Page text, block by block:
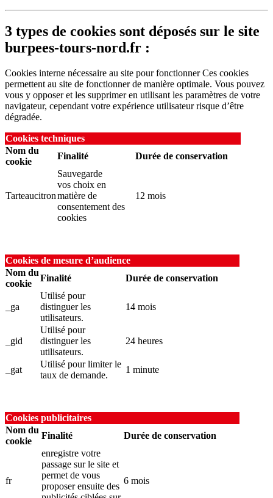
3 types de cookies sont déposés sur le site
burpees-tours-nord.fr :
Cookies interne nécessaire au site pour fonctionner Ces cookies
permettent au site de fonctionner de manière optimale. Vous pouvez
vous y opposer et les supprimer en utilisant les paramètres de votre
navigateur, cependant votre expérience utilisateur risque d’être
dégradée.
Cookies techniques
Nom du
cookie
Finalité Durée de conservation
Tarteaucitron
Sauvegarde
vos choix en
matière de
consentement des
cookies
12 mois
Cookies de mesure d’audience
Nom du
cookie
Finalité Durée de conservation
_ga
Utilisé pour
distinguer les
utilisateurs.
14 mois
_gid
Utilisé pour
distinguer les
utilisateurs.
24 heures
_gat
Utilisé pour limiter le
taux de demande.
1 minute
Cookies publicitaires
Nom du
cookie
Finalité Durée de conservation
fr
enregistre votre
passage sur le site et
permet de vous
proposer ensuite des
6 mois